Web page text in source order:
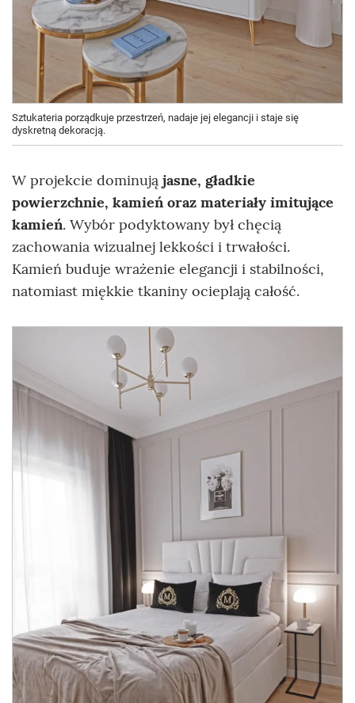
Sztukateria porządkuje przestrzeń, nadaje jej elegancji i staje się
dyskretną dekoracją.
W projekcie dominują jasne, gładkie
powierzchnie, kamień oraz materiały imitujące
kamień. Wybór podyktowany był chęcią
zachowania wizualnej lekkości i trwałości.
Kamień buduje wrażenie elegancji i stabilności,
natomiast miękkie tkaniny ocieplają całość.